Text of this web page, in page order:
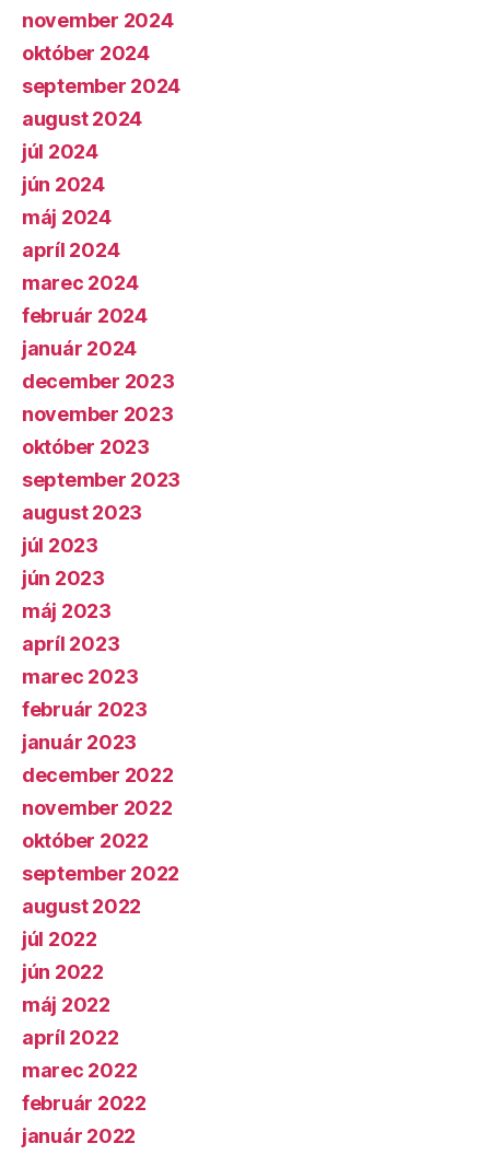
november 2024
október 2024
september 2024
august 2024
júl 2024
jún 2024
máj 2024
apríl 2024
marec 2024
február 2024
január 2024
december 2023
november 2023
október 2023
september 2023
august 2023
júl 2023
jún 2023
máj 2023
apríl 2023
marec 2023
február 2023
január 2023
december 2022
november 2022
október 2022
september 2022
august 2022
júl 2022
jún 2022
máj 2022
apríl 2022
marec 2022
február 2022
január 2022